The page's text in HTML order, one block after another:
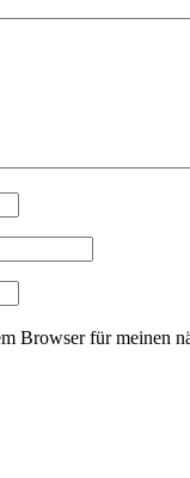
Browser für meinen